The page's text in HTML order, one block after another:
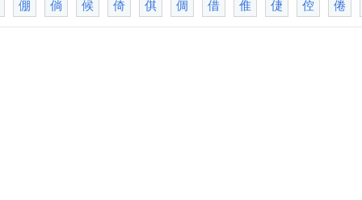
倗 倘 候 倚 倛 倜 借 倠 倢 倥 倦